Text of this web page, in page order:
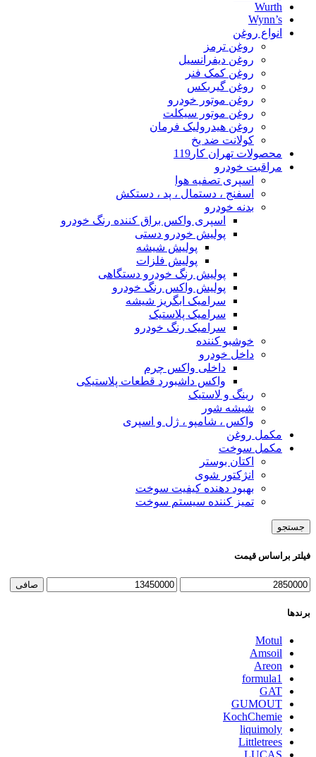
Wurth
Wynn’s
انواع روغن
روغن ترمز
روغن دیفرانسیل
روغن کمک فنر
روغن گیربکس
روغن موتور خودرو
روغن موتور سیکلت
روغن هیدرولیک فرمان
کولانت ضد یخ
محصولات تهران کار119
مراقبت خودرو
اسپری تصفیه هوا
اسفنج ، دستمال ، پد ، دستکش
بدنه خودرو
اسپری واکس براق کننده رنگ خودرو
پولیش خودرو دستی
پولیش شیشه
پولیش فلزات
پولیش رنگ خودرو دستگاهی
پولیش واکس رنگ خودرو
سرامیک ابگریز شیشه
سرامیک پلاستیک
سرامیک رنگ خودرو
خوشبو کننده
داخل خودرو
داخلی واکس چرم
واکس داشبورد قطعات پلاستیکی
رینگ و لاستیک
شیشه شور
واکس ، شامپو ، ژل و اسپری
مکمل روغن
مکمل سوخت
اکتان بوستر
انژکتور شوی
بهبود دهنده کیفیت سوخت
تمیز کننده سیستم سوخت
جستجو
فیلتر براساس قیمت
صافی
برندها
Motul
Amsoil
Areon
formula1
GAT
GUMOUT
KochChemie
liquimoly
Littletrees
LUCAS